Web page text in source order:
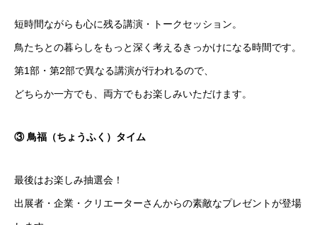
短時間ながらも心に残る講演・トークセッション。
鳥たちとの暮らしをもっと深く考えるきっかけになる時間です。
第1部・第2部で異なる講演が行われるので、
どちらか一方でも、両方でもお楽しみいただけます。
③ 鳥福（ちょうふく）タイム
最後はお楽しみ抽選会！
出展者・企業・クリエーターさんからの素敵なプレゼントが登場